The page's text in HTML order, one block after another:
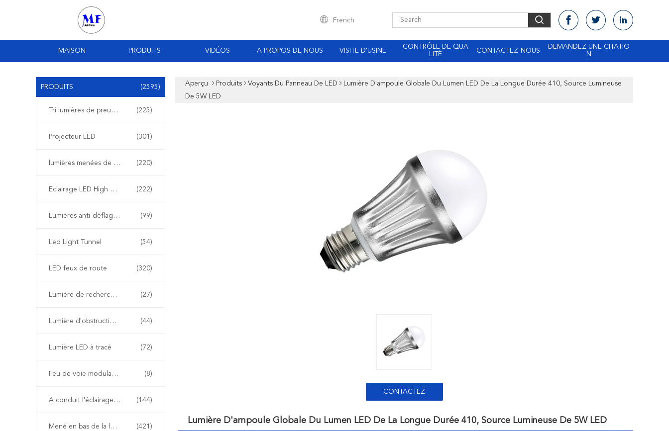
French
MAISON PRODUITS VIDÉOS A PROPOS DE NOUS VISITE D'USINE
CONTRÔLE DE QUA
LITÉ
CONTACTEZ-NOUS
DEMANDEZ UNE CITATIO
N
PRODUITS (2595)
Tri lumières de preuve de LED (225)
Projecteur LED (301)
lumières menées de stade (220)
Eclairage LED High Bay (222)
Lumières anti-déflagrantes de LED (99)
Led Light Tunnel (54)
LED feux de route (320)
Lumière de recherche à LED (27)
Lumière d'obstruction d'aviation de LED (44)
Lumière LED à tracé (72)
Feu de voie modulable (8)
A conduit l'éclairage extérieur paysage (144)
Mené en bas de la lumière (421)
Aperçu Produits Voyants Du Panneau De LED
Lumière D'ampoule Globale Du Lumen LED De La Longue Durée 410, Source Lumineuse
De 5W LED
CONTACTEZ
Lumière D'ampoule Globale Du Lumen LED De La Longue Durée 410, Source Lumineuse De 5W LED